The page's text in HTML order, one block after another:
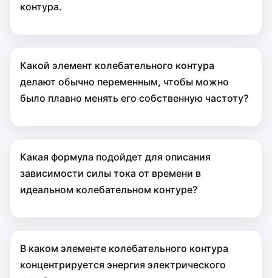
контура.
Какой элемент колебательного контура
делают обычно переменным, чтобы можно
было плавно менять его собственную частоту?
Какая формула подойдет для описания
зависимости силы тока от времени в
идеальном колебательном контуре?
В каком элементе колебательного контура
концентрируется энергия электрического